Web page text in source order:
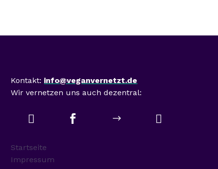
Kontakt: info@veganvernetzt.de
Wir vernetzen uns auch dezentral:
  $ 
Startseite
Impressum